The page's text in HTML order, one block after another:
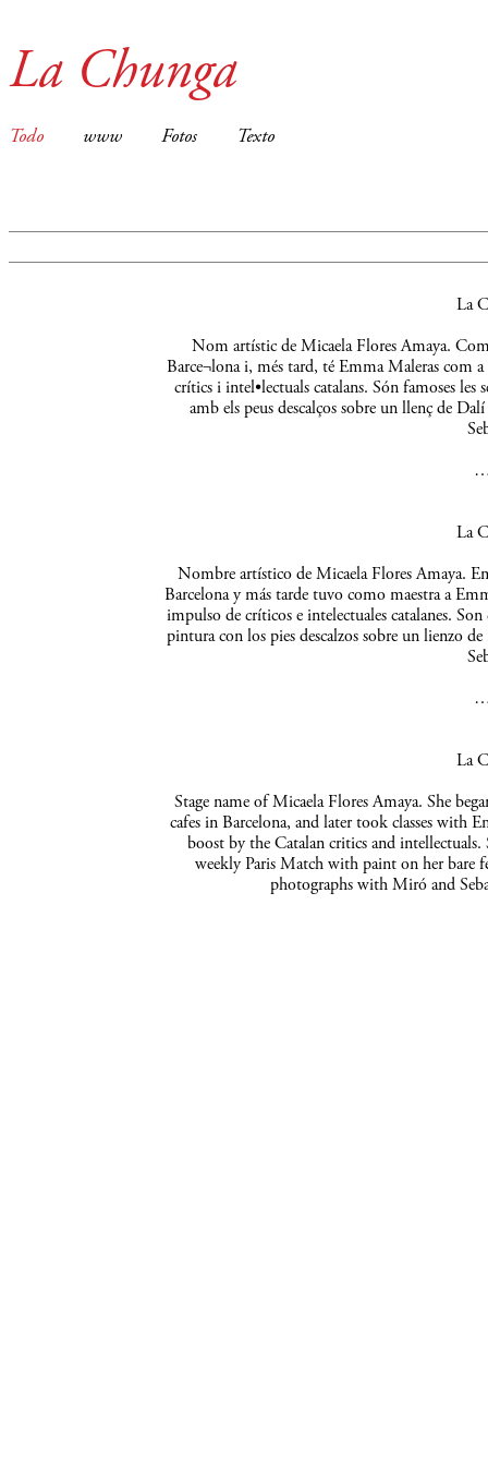
La Chunga
Todo www Fotos Texto
La
Nom artístic de Micaela Flores Amaya.
Barce¬lona i, més tard, té Emma Maleras com
crítics i intel•lectuals catalans. Són famoses
amb els peus descalços sobre un llenç de
La
Nombre artístico de Micaela Flores Amaya.
Barcelona y más tarde tuvo como maestra a
impulso de críticos e intelectuales catalanes.
pintura con los pies descalzos sobre un lienzo
La
Stage name of Micaela Flores Amaya. She
cafes in Barcelona, and later took classes with
boost by the Catalan critics and
weekly Paris Match with paint on her bare
photographs with Miró and